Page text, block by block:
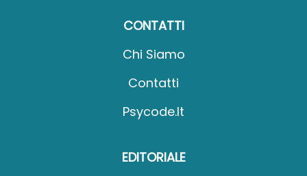
CONTATTI
Chi Siamo
Contatti
Psycode.it
EDITORIALE